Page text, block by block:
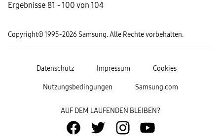
Ergebnisse 81 - 100 von 104
Copyright© 1995-2026 Samsung. Alle Rechte vorbehalten.
Datenschutz Impressum Cookies
Nutzungsbedingungen Samsung.com
AUF DEM LAUFENDEN BLEIBEN?